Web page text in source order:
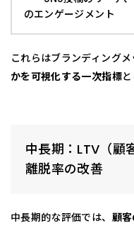
のエンゲージメント
これらはブランディング
かを可視化する一次指標と
中長期：LTV（顧
離脱率の改善
中長期的な評価では、 顧